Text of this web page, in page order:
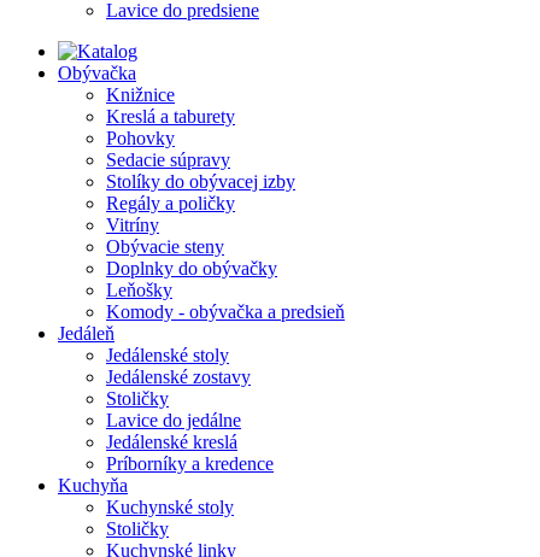
Lavice do predsiene
Obývačka
Knižnice
Kreslá a taburety
Pohovky
Sedacie súpravy
Stolíky do obývacej izby
Regály a poličky
Vitríny
Obývacie steny
Doplnky do obývačky
Leňošky
Komody - obývačka a predsieň
Jedáleň
Jedálenské stoly
Jedálenské zostavy
Stoličky
Lavice do jedálne
Jedálenské kreslá
Príborníky a kredence
Kuchyňa
Kuchynské stoly
Stoličky
Kuchynské linky